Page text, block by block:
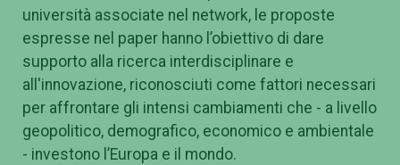
università associate nel network, le proposte
espresse nel paper hanno l’obiettivo di dare
supporto alla ricerca interdisciplinare e
all'innovazione, riconosciuti come fattori necessari
per affrontare gli intensi cambiamenti che - a livello
geopolitico, demografico, economico e ambientale
- investono l’Europa e il mondo.